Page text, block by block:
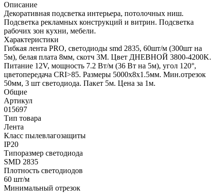
Описание
Декоративная подсветка интерьера, потолочных ниш.
Подсветка рекламных конструкций и витрин. Подсветка
рабочих зон кухни, мебели.
Характеристики
Гибкая лента PRO, светодиоды smd 2835, 60шт/м (300шт на
5м), белая плата 8мм, скотч 3М. Цвет ДНЕВНОЙ 3800-4200K.
Питание 12V, мощность 7.2 Вт/м (36 Вт на 5м), угол 120°,
цветопередача CRI>85. Размеры 5000х8x1.5мм. Мин.отрезок
50мм, 3 шт светодиода. Пакет 5м. Цена за 1м.
Общие
Артикул
015697
Тип товара
Лента
Класс пылевлагозащиты
IP20
Типоразмер светодиода
SMD 2835
Плотность светодиодов
60 шт/м
Минимальный отрезок